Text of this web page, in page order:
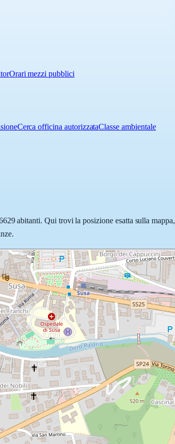
Orari mezzi pubblici
Cerca officina autorizzataClasse ambientale
abitanti. Qui trovi la posizione esatta sulla